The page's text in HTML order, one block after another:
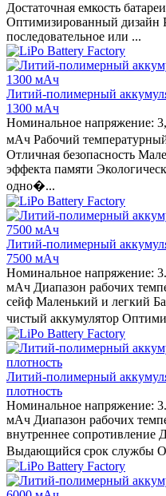
Достаточная емкость
Оптимизированный дизайн
последовательное или ...
Литий-полимерный
1300 мАч
Номинальное напряжение:
мАч Рабочий
Отличная безопасность
эффекта памяти
одно�...
Литий-полимерный
7500 мАч
Номинальное напряжение:
мАч Диапазон рабочих
сейф Маленький и легкий
чистый аккумулятор
Литий-полимерный
плотность
Номинальное напряжение:
мАч Диапазон рабочих
внутреннее сопротивление
Выдающийся срок службы